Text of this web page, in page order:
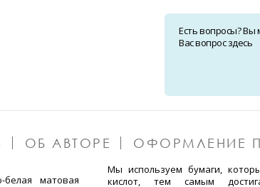
Есть вопросы?
Вас вопрос здесь
ОБ АВТОРЕ ОФОРМЛЕНИЕ
белая матовая
Мы используем бумаги,
кислот, тем самым